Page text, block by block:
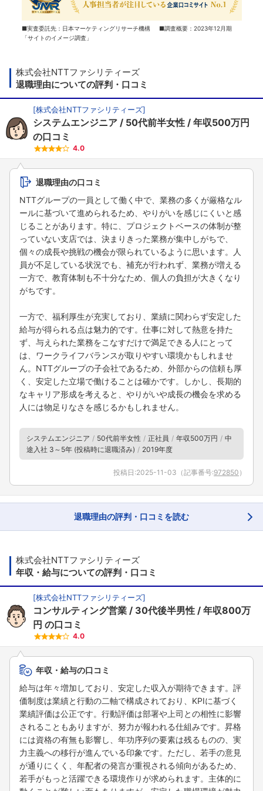
■実査委託先：日本マーケティングリサーチ機構 ■調査概要：2023年12月期
「サイトのイメージ調査」
株式会社NTTファシリティーズ
退職理由についての評判・口コミ
[株式会社NTTファシリティーズ]
システムエンジニア 50代前半女性
年収500万円
の口コミ
4.0
退職理由の口コミ
NTTグループの一員として働く中で、業務の多くが厳格なル
ールに基づいて進められるため、やりがいを感じにくいと感
じることがあります。特に、プロジェクトベースの体制が整
っていない支店では、決まりきった業務が集中しがちで、
個々の成長や挑戦の機会が限られているように思います。人
員が不足している状況でも、補充が行われず、業務が増える
一方で、教育体制も不十分なため、個人の負担が大きくなり
がちです。
一方で、福利厚生が充実しており、業績に関わらず安定した
給与が得られる点は魅力的です。仕事に対して熱意を持た
ず、与えられた業務をこなすだけで満足できる人にとって
は、ワークライフバランスが取りやすい環境かもしれませ
ん。NTTグループの子会社であるため、外部からの信頼も厚
く、安定した立場で働けることは確かです。しかし、長期的
なキャリア形成を考えると、やりがいや成長の機会を求める
人には物足りなさを感じるかもしれません。
システムエンジニア 50代前半女性 正社員 年収500万円
中
途入社 3～5年 (投稿時に退職済み)
2019年度
投稿日:2025-11-03 （記事番号:972850 ）
退職理由の評判・口コミを読む
株式会社NTTファシリティーズ
年収・給与についての評判・口コミ
[株式会社NTTファシリティーズ]
コンサルティング営業 30代後半男性
年収800万
円 の口コミ
4.0
年収・給与の口コミ
給与は年々増加しており、安定した収入が期待できます。評
価制度は業績と行動の二軸で構成されており、KPIに基づく
業績評価は公正です。行動評価は部署や上司との相性に影響
されることもありますが、努力が報われる仕組みです。昇格
には資格の有無も影響し、年功序列の要素は残るものの、実
力主義への移行が進んでいる印象です。ただし、若手の意見
が通りにくく、年配者の発言が重視される傾向があるため、
若手がもっと活躍できる環境作りが求められます。主体的に